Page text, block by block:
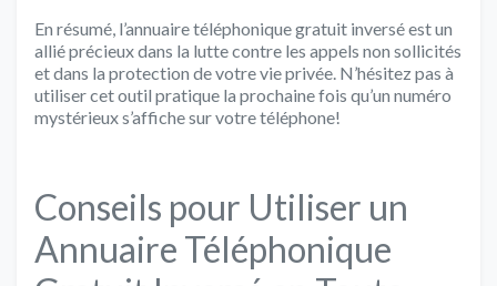
En résumé, l’annuaire téléphonique gratuit inversé est un
allié précieux dans la lutte contre les appels non sollicités
et dans la protection de votre vie privée. N’hésitez pas à
utiliser cet outil pratique la prochaine fois qu’un numéro
mystérieux s’affiche sur votre téléphone!
Conseils pour Utiliser un
Annuaire Téléphonique